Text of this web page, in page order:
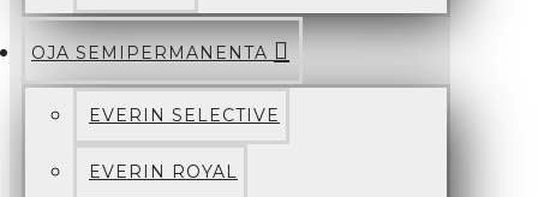
OJA SEMIPERMANENTA
EVERIN SELECTIVE
EVERIN ROYAL